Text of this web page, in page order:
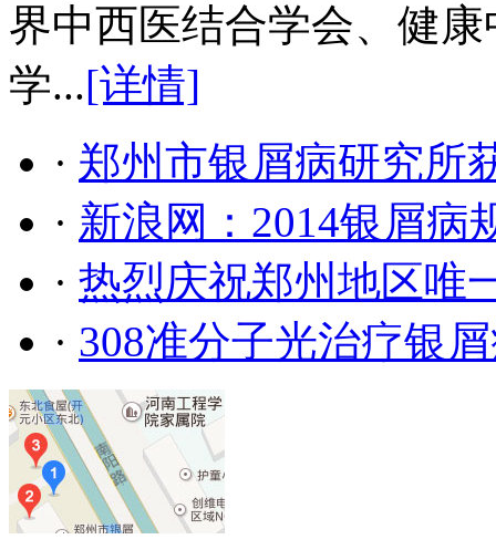
界中西医结合学会、健
学...[详情]
· 郑州市银屑病研究所
· 新浪网：2014银屑病
· 热烈庆祝郑州地区唯
· 308准分子光治疗银